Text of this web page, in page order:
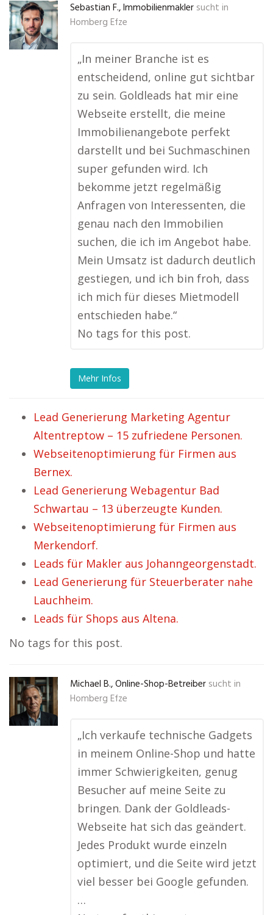
Sebastian F., Immobilienmakler sucht in
Homberg Efze
„In meiner Branche ist es
entscheidend, online gut sichtbar
zu sein. Goldleads hat mir eine
Webseite erstellt, die meine
Immobilienangebote perfekt
darstellt und bei Suchmaschinen
super gefunden wird. Ich
bekomme jetzt regelmäßig
Anfragen von Interessenten, die
genau nach den Immobilien
suchen, die ich im Angebot habe.
Mein Umsatz ist dadurch deutlich
gestiegen, und ich bin froh, dass
ich mich für dieses Mietmodell
entschieden habe.“
No tags for this post.
Mehr Infos
Lead Generierung Marketing Agentur
Altentreptow – 15 zufriedene Personen.
Webseitenoptimierung für Firmen aus
Bernex.
Lead Generierung Webagentur Bad
Schwartau – 13 überzeugte Kunden.
Webseitenoptimierung für Firmen aus
Merkendorf.
Leads für Makler aus Johanngeorgenstadt.
Lead Generierung für Steuerberater nahe
Lauchheim.
Leads für Shops aus Altena.
No tags for this post.
Michael B., Online-Shop-Betreiber sucht in
Homberg Efze
„Ich verkaufe technische Gadgets
in meinem Online-Shop und hatte
immer Schwierigkeiten, genug
Besucher auf meine Seite zu
bringen. Dank der Goldleads-
Webseite hat sich das geändert.
Jedes Produkt wurde einzeln
optimiert, und die Seite wird jetzt
viel besser bei Google gefunden.
…